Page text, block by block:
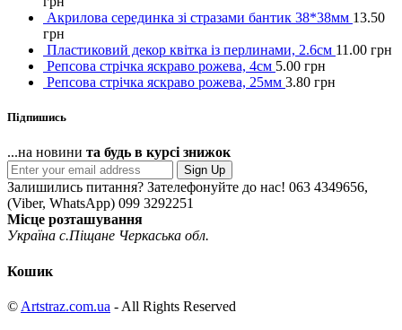
Акрилова серединка зі стразами бантик 38*38мм 13.50
грн
Пластиковий декор квітка із перлинами, 2.6см 11.00 грн
Репсова стрічка яскраво рожева, 4см 5.00 грн
Репсова стрічка яскраво рожева, 25мм 3.80 грн
Підпишись
...на новини та будь в курсі знижок
Sign Up
Залишились питання? Зателефонуйте до нас! 063 4349656,
(Viber, WhatsApp) 099 3292251
Місце розташування
Україна с.Піщане Черкаська обл.
Кошик
© Artstraz.com.ua - All Rights Reserved